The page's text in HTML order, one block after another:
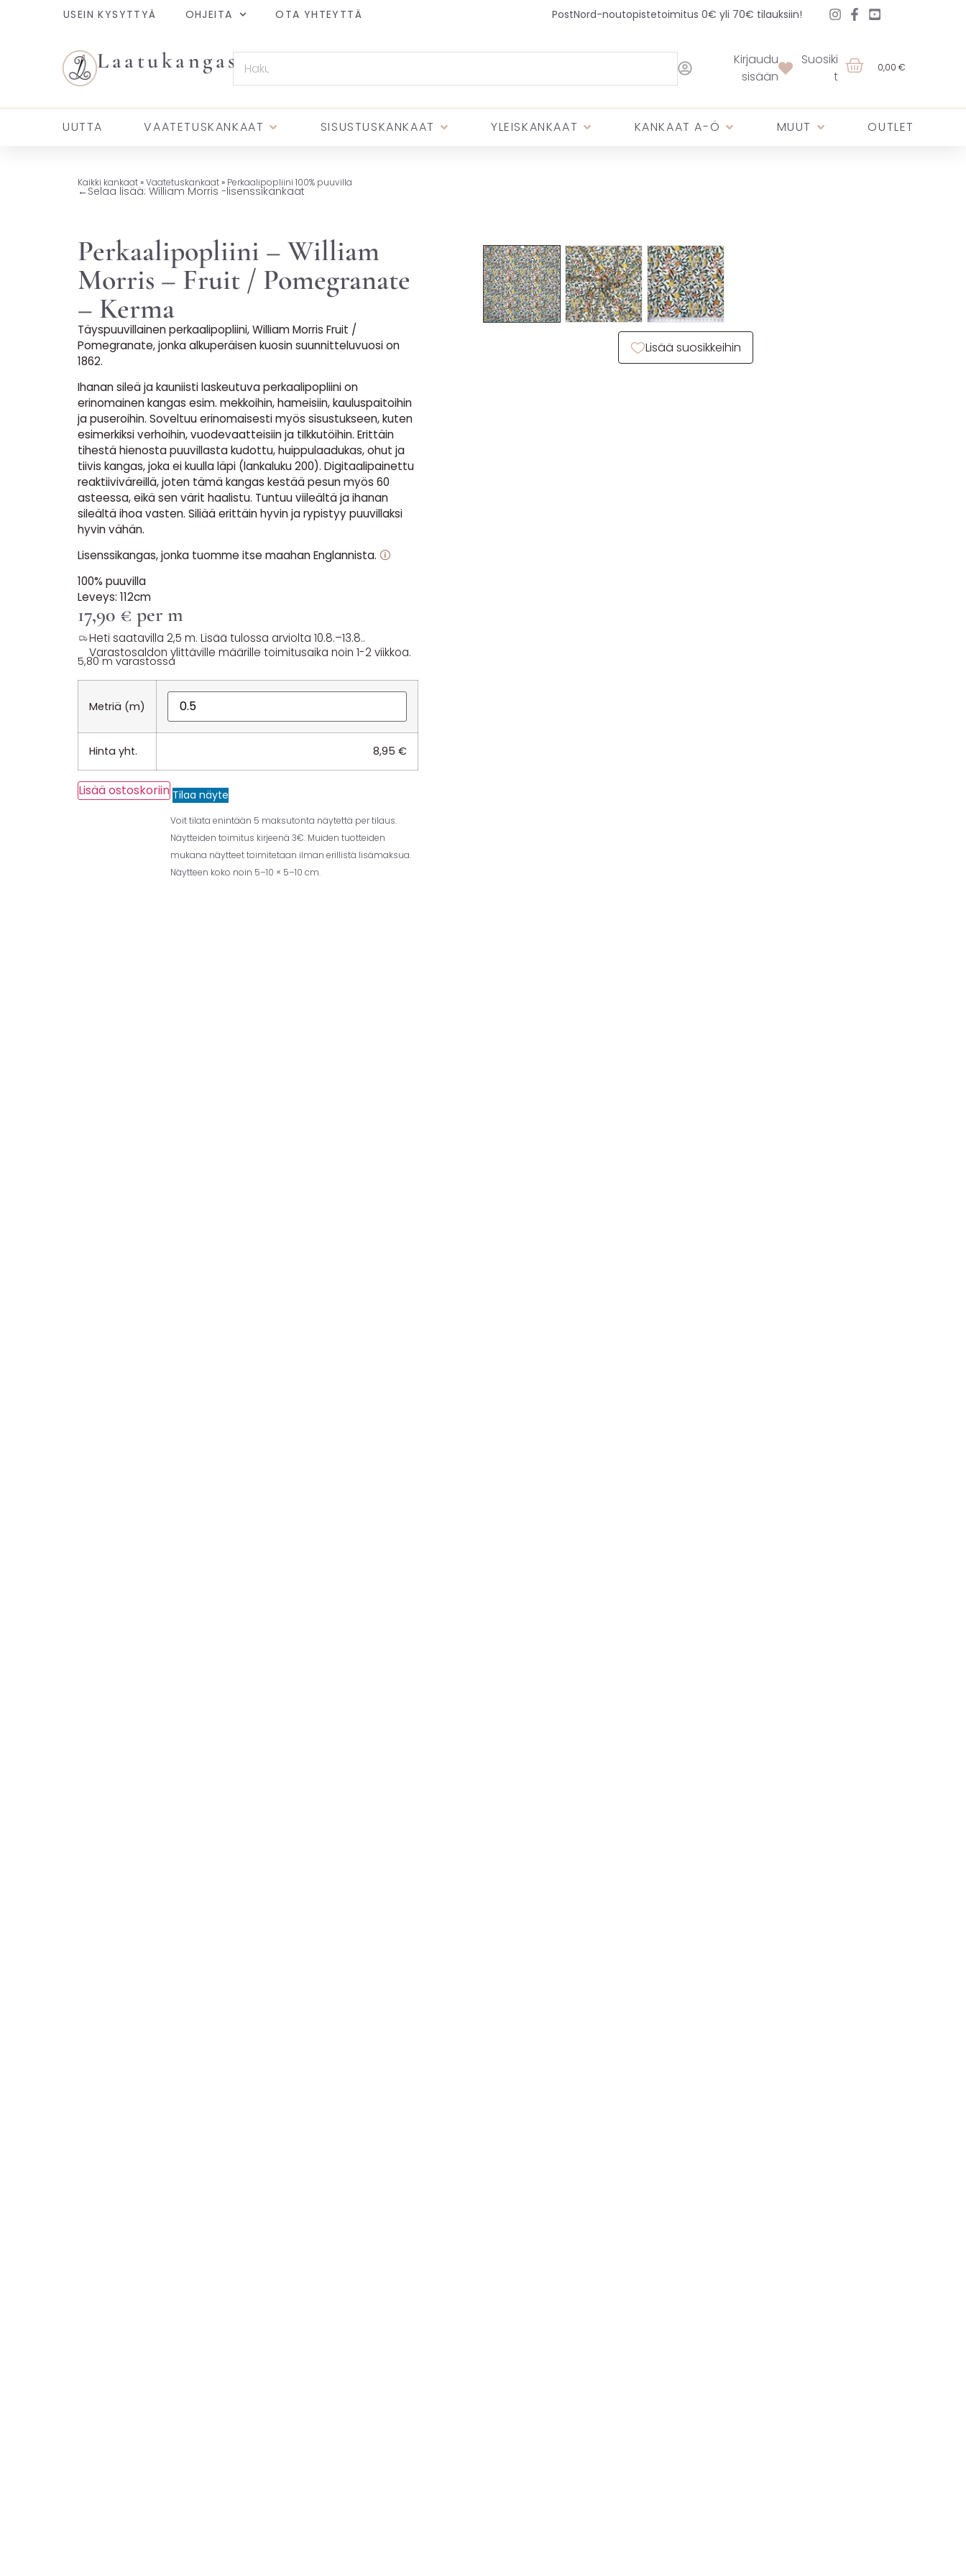
USEIN KYSYTTYÄ OHJEITA OTA YHTEYTTÄ PostNord-noutopistetoimitus 0€ yli 70€ tilauksiin!
Laatukangas
Kirjaudu
sisään
Suosiki
t
0,00 €
UUTTA VAATETUSKANKAAT SISUSTUSKANKAAT YLEISKANKAAT KANKAAT A-Ö MUUT OUTLET
Kaikki kankaat»Vaatetuskankaat» Perkaalipopliini 100% puuvilla
←Selaa lisää: William Morris -lisenssikankaat
Perkaalipopliini – William
Morris – Fruit / Pomegranate
– Kerma
Täyspuuvillainen perkaalipopliini, William Morris Fruit /
Pomegranate, jonka alkuperäisen kuosin suunnitteluvuosi on
1862.
Ihanan sileä ja kauniisti laskeutuva perkaalipopliini on
erinomainen kangas esim. mekkoihin, hameisiin, kauluspaitoihin
ja puseroihin. Soveltuu erinomaisesti myös sisustukseen, kuten
esimerkiksi verhoihin, vuodevaatteisiin ja tilkkutöihin. Erittäin
tihestä hienosta puuvillasta kudottu, huippulaadukas, ohut ja
tiivis kangas, joka ei kuulla läpi (lankaluku 200). Digitaalipainettu
reaktiiviväreillä, joten tämä kangas kestää pesun myös 60
asteessa, eikä sen värit haalistu. Tuntuu viileältä ja ihanan
sileältä ihoa vasten. Siliää erittäin hyvin ja rypistyy puuvillaksi
hyvin vähän.
Lisenssikangas, jonka tuomme itse maahan Englannista. 🛈
100% puuvilla
Leveys: 112cm
17,90 € per m
Heti saatavilla 2,5 m. Lisää tulossa arviolta 10.8.–13.8..
Varastosaldon ylittäville määrille toimitusaika noin 1-2 viikkoa.
5,80 m varastossa
Metriä (m)
Hinta yht. 8,95 €
Lisää ostoskoriin Tilaa näyte
Voit tilata enintään 5 maksutonta näytettä per tilaus.
Näytteiden toimitus kirjeenä 3€. Muiden tuotteiden
mukana näytteet toimitetaan ilman erillistä lisämaksua.
Näytteen koko noin 5–10 × 5–10 cm.
Lisää suosikkeihin